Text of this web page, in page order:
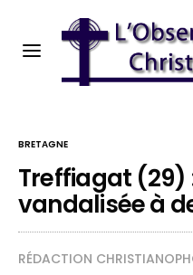
BRETAGNE
Treffiagat (29)
vandalisée à
RÉDACTION